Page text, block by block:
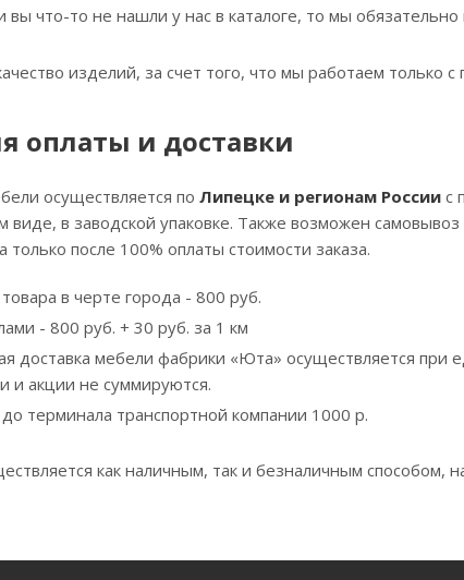
вы что-то не нашли у нас в каталоге, то мы
изделий, за счет того, что мы работаем только
оплаты и доставки
осуществляется по Липецке и регионам России с
виде, в заводской упаковке. Также возможен
только после 100% оплаты стоимости заказа.
в черте города - 800 руб.
- 800 руб. + 30 руб. за 1 км
доставка мебели фабрики «Юта» осуществляется
и акции не суммируются.
терминала транспортной компании 1000 р.
как наличным, так и безналичным способом,